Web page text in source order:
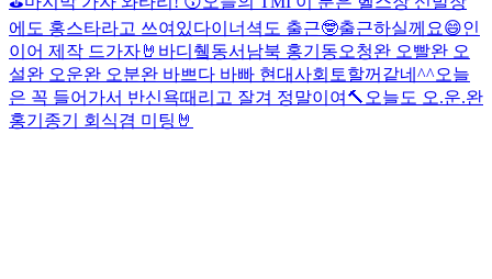
에도 홍스타라고 쓰여있다이너셕도 출근🤓출근하실께요😄인
이어 제작 드가자🤘 바디췤동서남북 홍기동오청완 오빨완 오
설완 오운완 오분완 바쁘다 바빠 현대사회 토할꺼같네^^오늘
은 꼭 들어가서 반신욕때리고 잘겨 정말이여 🔨오늘도 오.운.완
홍기종기 회식겸 미팅🤘